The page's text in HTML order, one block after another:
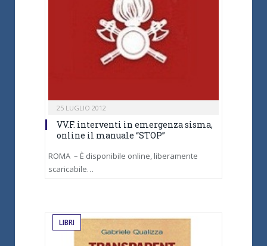
25 LUGLIO 2012
VV.F. interventi in emergenza sisma,
online il manuale “STOP”
ROMA – È disponibile online, liberamente
scaricabile…
LIBRI